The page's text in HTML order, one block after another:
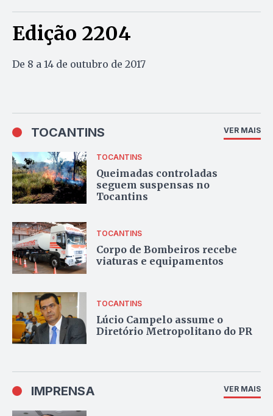
Edição 2204
De 8 a 14 de outubro de 2017
TOCANTINS VER MAIS
TOCANTINS
Queimadas controladas
seguem suspensas no
Tocantins
TOCANTINS
Corpo de Bombeiros recebe
viaturas e equipamentos
TOCANTINS
Lúcio Campelo assume o
Diretório Metropolitano do PR
IMPRENSA VER MAIS